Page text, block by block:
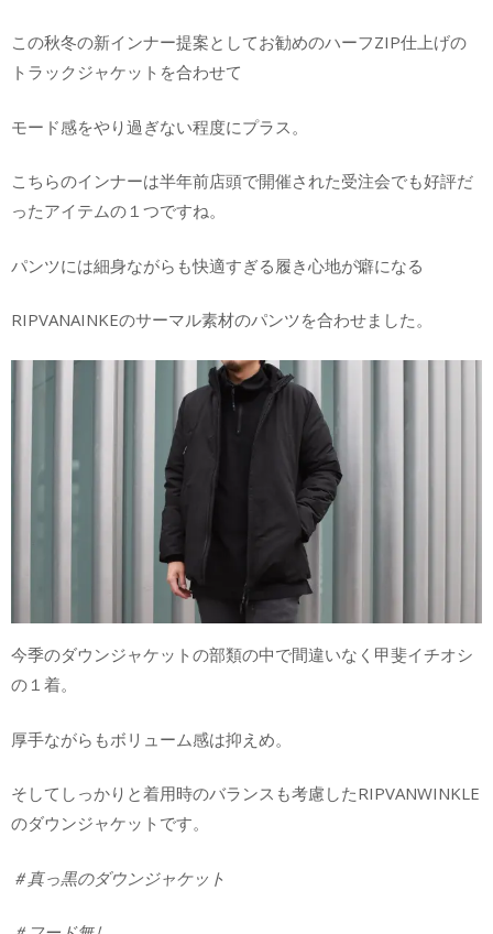
この秋冬の新インナー提案としてお勧めのハーフZIP仕上げの
トラックジャケットを合わせて
モード感をやり過ぎない程度にプラス。
こちらのインナーは半年前店頭で開催された受注会でも好評だ
ったアイテムの１つですね。
パンツには細身ながらも快適すぎる履き心地が癖になる
RIPVANAINKEのサーマル素材のパンツを合わせました。
今季のダウンジャケットの部類の中で間違いなく甲斐イチオシ
の１着。
厚手ながらもボリューム感は抑えめ。
そしてしっかりと着用時のバランスも考慮したRIPVANWINKLE
のダウンジャケットです。
＃真っ黒のダウンジャケット